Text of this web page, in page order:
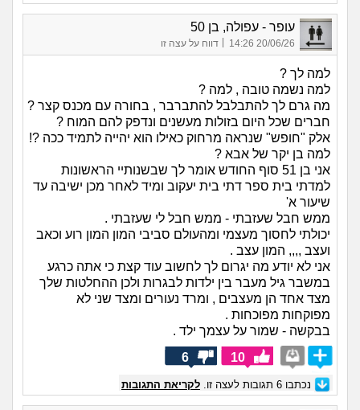
עופר - עפולה, בן 50
20/06/26 14:26
| דווח על עצה זו
למה לך ?
למה נשמה טובה , למה ?
מה גרם לך להתבלבל להתברבר , בחורה עם מכנס קצר ?
חברים שכל היום בזולות מעשנים ונדפק להם המוח ?
אלק "חופש" שנראה מרחוק כאילו הוא יהייה לתמיד ככה ?!
למה בן יקר של אבא ?
אני בן 51 סוף החודש אומר לך שבשנותיי הראשונות
למדתי בית ספר דתי בית יעקוב ומיד לאחר מכן ישיבה עד
שיעור א'
ממש חבל שעזבתי - ממש חבל לי שעזבתי .
יכולתי לחסוך מעצמי ומהעולם סביבי המון המון רוע וכאב
ועצב ,,,, המון עצב .
אני לא יודע מה יגרום לך לחשוב עוד קצת כי אתה כרגע
במשבר גיל מעבר בין ילדות לבגרות ולכן ההחלטות שלך
מצד אחד הן מעצבים , ומרד נעורים ומצד שני לא
מפוקחות מפוכחות .
בבקשה - שמור על עצמך ילד .
10
6
נכתבו 6 תגובות לעצה זו. לקריאת התגובות